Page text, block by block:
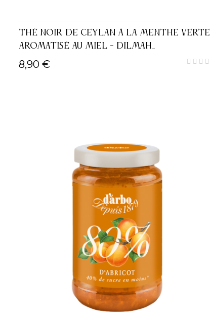
THÉ NOIR DE CEYLAN À LA MENTHE VERTE
AROMATISÉ AU MIEL - DILMAH...
8,90 €